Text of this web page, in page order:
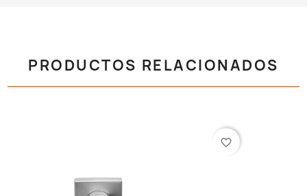
PRODUCTOS RELACIONADOS
favorite_border